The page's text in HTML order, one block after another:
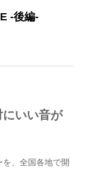
-後編-
いい音が
、全国各地で開